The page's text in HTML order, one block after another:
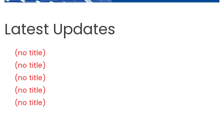
Latest Updates
(no title)
(no title)
(no title)
(no title)
(no title)